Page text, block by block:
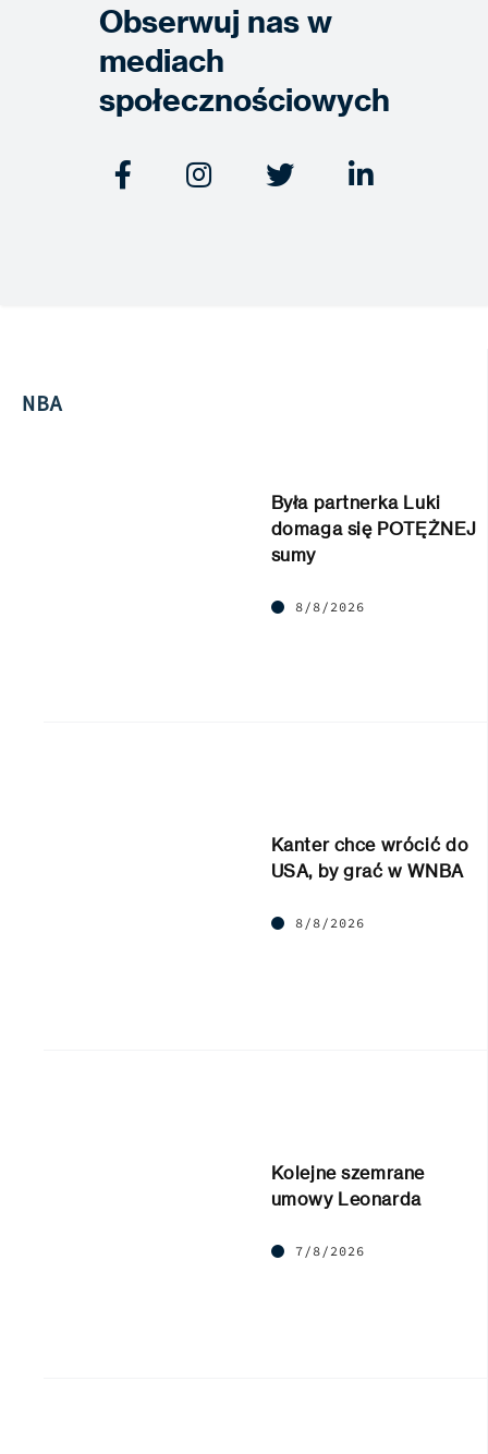
Obserwuj nas w
mediach
społecznościowych
   
NBA
Była partnerka Luki
domaga się POTĘŻNEJ
sumy
8/8/2026
Kanter chce wrócić do
USA, by grać w WNBA
8/8/2026
Kolejne szemrane
umowy Leonarda
7/8/2026